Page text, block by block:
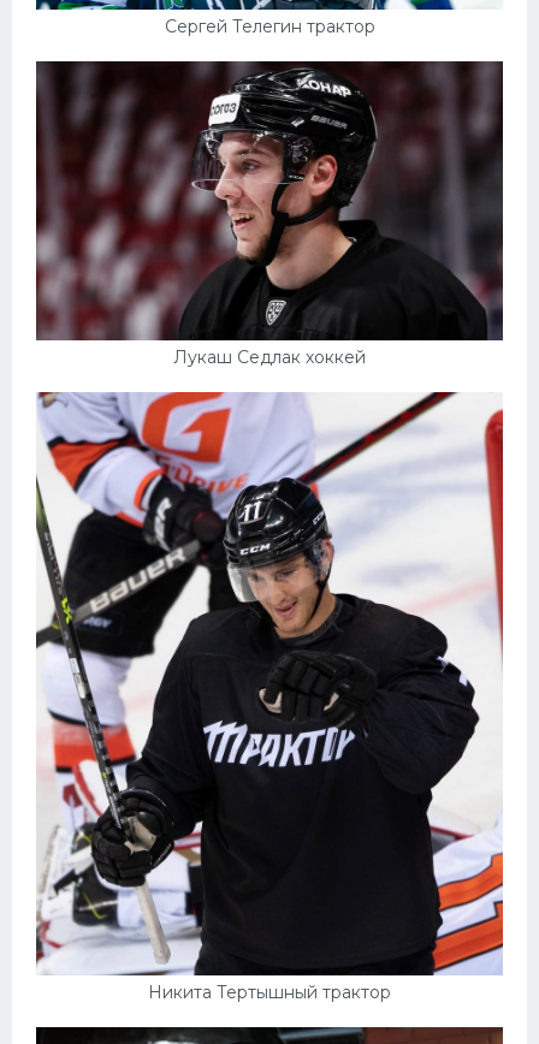
Сергей Телегин трактор
Лукаш Седлак хоккей
Никита Тертышный трактор